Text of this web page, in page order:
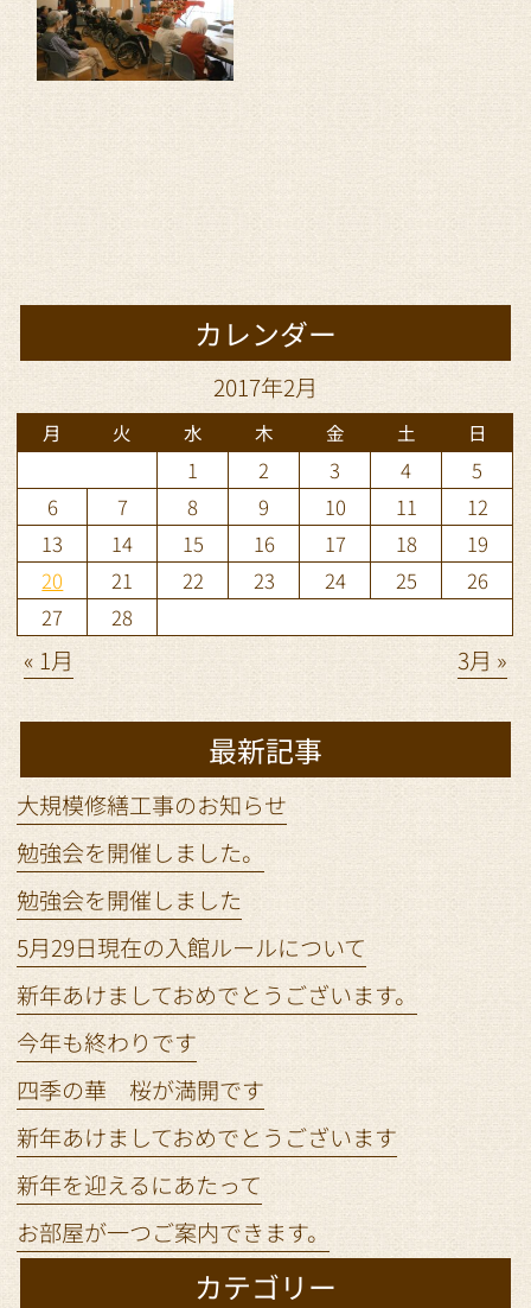
カレンダー
2017年2月
月 火 水 木 金 土 日
1 2 3 4
5
6
7 8 9 10 11
12
13
14 15 16 17 18
19
20
21 22 23 24 25
26
27
28
« 1月 3月 »
最新記事
大規模修繕工事のお知らせ
勉強会を開催しました。
勉強会を開催しました
5月29日現在の入館ルールについて
新年あけましておめでとうございます。
今年も終わりです
四季の華 桜が満開です
新年あけましておめでとうございます
新年を迎えるにあたって
お部屋が一つご案内できます。
カテゴリー